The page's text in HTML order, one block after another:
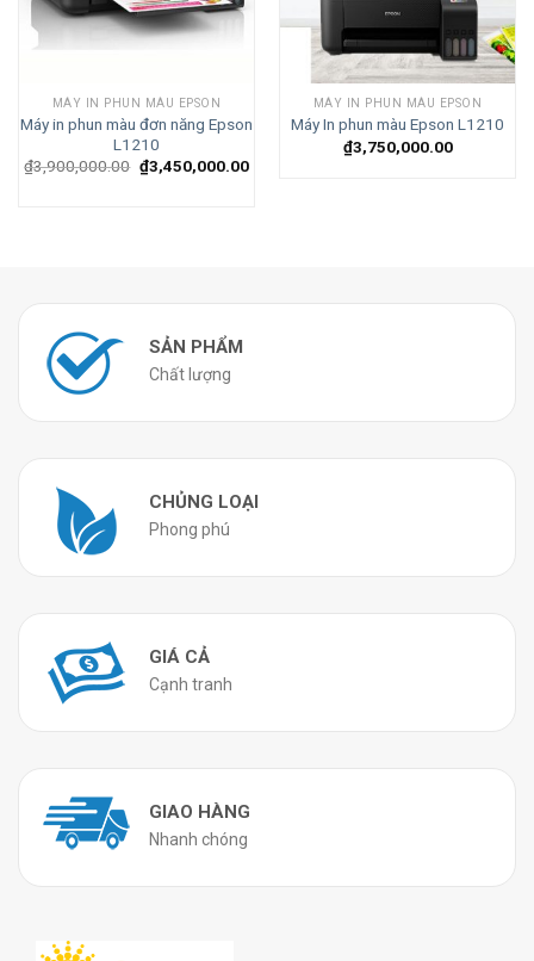
MÁY IN PHUN MÀU EPSON
Máy in phun màu đơn năng Epson
L1210
₫3,900,000.00 ₫3,450,000.00
MÁY IN PHUN MÀU EPSON
Máy In phun màu Epson L1210
₫3,750,000.00
SẢN PHẨM
Chất lượng
CHỦNG LOẠI
Phong phú
GIÁ CẢ
Cạnh tranh
GIAO HÀNG
Nhanh chóng